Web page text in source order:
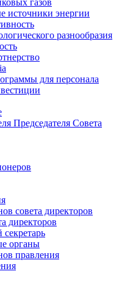
газов
источники энергии
разнообразия
для персонала
Председателя Совета
совета директоров
директоров
органы
правления